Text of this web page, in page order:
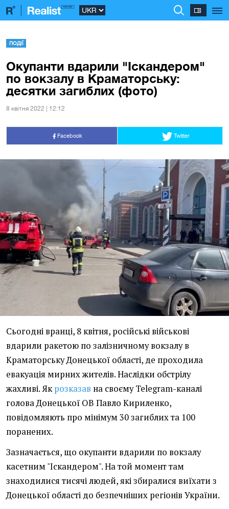
ПОДІЇ
Окупанти вдарили "Іскандером"
по вокзалу в Краматорську:
десятки загиблих (фото)
8 квiтня 2022 | 12:12
Facebook Twitter
Сьогодні вранці, 8 квітня, російські військові
вдарили ракетою по залізничному вокзалу в
Краматорську Донецької області, де проходила
евакуація мирних жителів. Наслідки обстрілу
жахливі. Якрозказав на своєму Telegram-каналі
голова Донецької ОВ Павло Кириленко,
повідомляють про мінімум 30 загиблих та 100
поранених.
Зазначається, що окупанти вдарили по вокзалу
касетним "Іскандером". На той момент там
знаходилися тисячі людей, які збиралися виїхати з
Донецької області до безпечніших регіонів України.